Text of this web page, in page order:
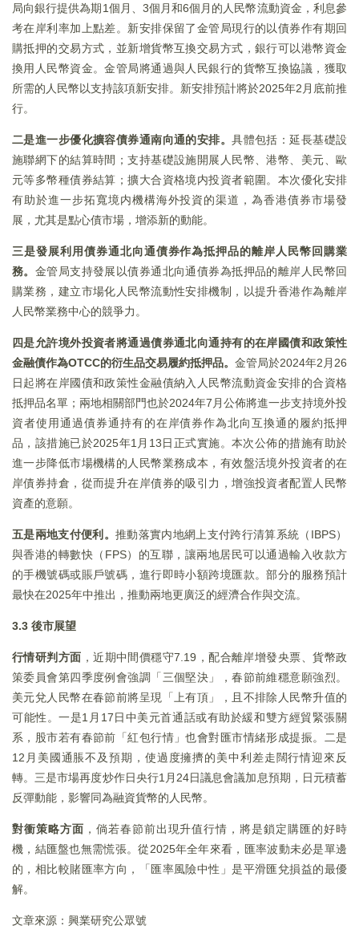
局向銀行提供為期1個月、3個月和6個月的人民幣流動資金，利息參
考在岸利率加上點差。新安排保留了金管局現行的以債券作有期回
購抵押的交易方式，並新增貨幣互換交易方式，銀行可以港幣資金
換用人民幣資金。金管局將通過與人民銀行的貨幣互換協議，獲取
所需的人民幣以支持該項新安排。新安排預計將於2025年2月底前推
行。
二是進一步優化擴容債券通南向通的安排。具體包括：延長基礎設
施聯網下的結算時間；支持基礎設施開展人民幣、港幣、美元、歐
元等多幣種債券結算；擴大合資格境内投資者範圍。本次優化安排
有助於進一步拓寬境内機構海外投資的渠道，為香港債券市場發
展，尤其是點心債市場，增添新的動能。
三是發展利用債券通北向通債券作為抵押品的離岸人民幣回購業
務。 金管局支持發展以債券通北向通債券為抵押品的離岸人民幣回
購業務，建立市場化人民幣流動性安排機制，以提升香港作為離岸
人民幣業務中心的競爭力。
四是允許境外投資者將通過債券通北向通持有的在岸國債和政策性
金融債作為OTCC的衍生品交易履約抵押品。 金管局於2024年2月26
日起將在岸國債和政策性金融債納入人民幣流動資金安排的合資格
抵押品名單；兩地相關部門也於2024年7月公佈將進一步支持境外投
資者使用通過債券通持有的在岸債券作為北向互換通的履約抵押
品，該措施已於2025年1月13日正式實施。本次公佈的措施有助於
進一步降低市場機構的人民幣業務成本，有效盤活境外投資者的在
岸債券持倉，從而提升在岸債券的吸引力，增強投資者配置人民幣
資產的意願。
五是兩地支付便利。 推動落實内地網上支付跨行清算系統（IBPS）
與香港的轉數快（FPS）的互聯，讓兩地居民可以通過輸入收款方
的手機號碼或賬戶號碼，進行即時小額跨境匯款。部分的服務預計
最快在2025年中推出，推動兩地更廣泛的經濟合作與交流。
3.3 後市展望
行情研判方面 ，近期中間價穩守7.19，配合離岸增發央票、貨幣政
策委員會第四季度例會強調「三個堅決」，春節前維穩意願強烈。
美元兌人民幣在春節前將呈現「上有頂」，且不排除人民幣升值的
可能性。一是1月17日中美元首通話或有助於緩和雙方經貿緊張關
系，股市若有春節前「紅包行情」也會對匯市情緒形成提振。二是
12月美國通脹不及預期，使過度擁擠的美中利差走闊行情迎來反
轉。三是市場再度炒作日央行1月24日議息會議加息預期，日元積蓄
反彈動能，影響同為融資貨幣的人民幣。
對衝策略方面 ，倘若春節前出現升值行情，將是鎖定購匯的好時
機，結匯盤也無需慌張。從2025年全年來看，匯率波動未必是單邊
的，相比較賭匯率方向，「匯率風險中性」是平滑匯兌損益的最優
解。
文章來源：興業研究公眾號